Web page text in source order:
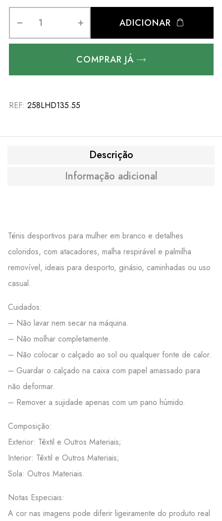
ADICIONAR
COMPRAR JÁ
REF: 258LHD135.55
Descrição
Informação adicional
Ténis desportivos para mulher em branco e detalhes
coloridos, com atacadores, malha respirável e palmilha
removível, ideais para desporto, ginásio, caminhadas ou uso
casual.
Cuidados:
– Não lavar nem secar na máquina.
– Não molhar completamente.
– Não colocar o calçado ao sol ou qualquer fonte de calor.
– Guardar o calçado na caixa com papel amassado para
não deformar.
– Remover a sujidade apenas com um pano húmido.
Composição:
Exterior: Têxtil e Outros Materiais;
Interior: Têxtil e Outros Materiais;
Sola: Outros Materiais.
Notas Especiais:
A cor nas imagens pode diferir ligeiramente do produto real